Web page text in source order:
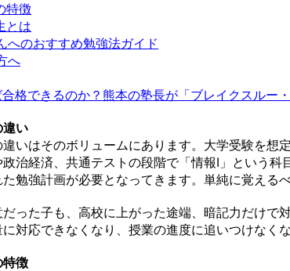
特徴
とは
へのおすすめ勉強法ガイド
へ
格できるのか？熊本の塾長が「ブレイクスルー
違い
いはそのボリュームにあります。大学受験を
治経済、共通テストの段階で「情報Ⅰ」という
勉強計画が必要となってきます。単純に覚える
った子も、高校に上がった途端、暗記力だけ
対応できなくなり、授業の進度に追いつけなく
特徴